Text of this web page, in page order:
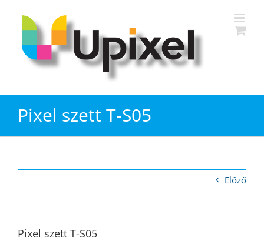
Pixel szett T-S05
Előző
Pixel szett T-S05